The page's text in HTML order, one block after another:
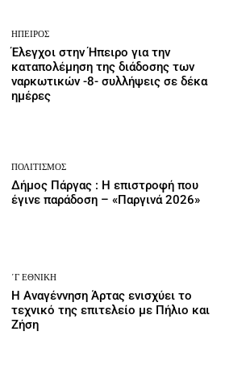
ΉΠΕΙΡΟΣ
Έλεγχοι στην Ήπειρο για την
καταπολέμηση της διάδοσης των
ναρκωτικών -8- συλλήψεις σε δέκα
ημέρες
ΠΟΛΙΤΙΣΜΌΣ
Δήμος Πάργας : Η επιστροφή που
έγινε παράδοση – «Παργινά 2026»
΄Γ ΕΘΝΙΚΉ
Η Αναγέννηση Άρτας ενισχύει το
τεχνικό της επιτελείο με Πήλιο και
Ζήση